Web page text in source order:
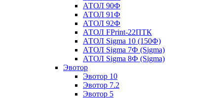
АТОЛ 90Ф
АТОЛ 91Ф
АТОЛ 92Ф
АТОЛ FPrint-22ПТК
АТОЛ Sigma 10 (150Ф)
АТОЛ Sigma 7Ф (Sigma)
АТОЛ Sigma 8Ф (Sigma)
Эвотор
Эвотор 10
Эвотор 7.2
Эвотор 5